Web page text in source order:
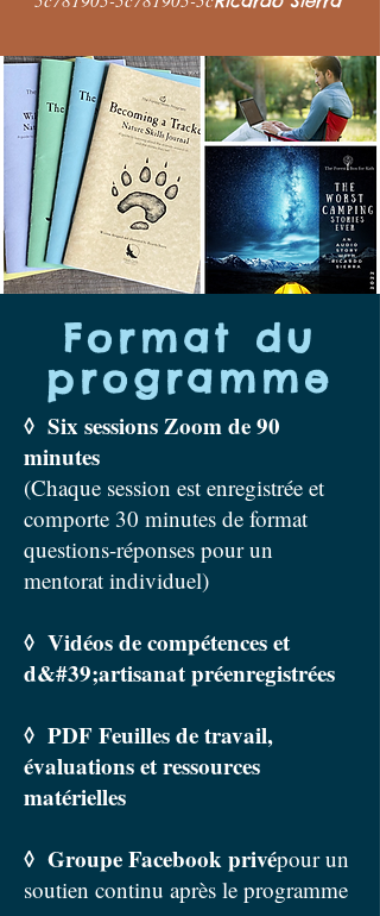
Format du
programme
◊ Six sessions Zoom de 90
minutes
(Chaque session est enregistrée et
comporte 30 minutes de format
questions-réponses pour un
mentorat individuel)
◊ Vidéos de compétences et
d&#39;artisanat préenregistrées
◊ PDF Feuilles de travail,
évaluations et ressources
matérielles
◊ Groupe Facebook privépour un
soutien continu après le programme